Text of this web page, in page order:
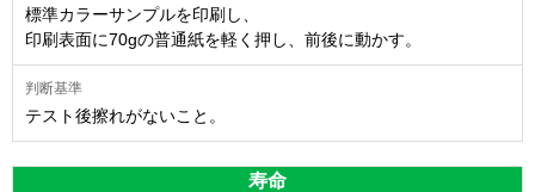
標準カラーサンプルを印刷し、
印刷表面に70gの普通紙を軽く押し、前後に動かす。
テスト後擦れがないこと。
寿命